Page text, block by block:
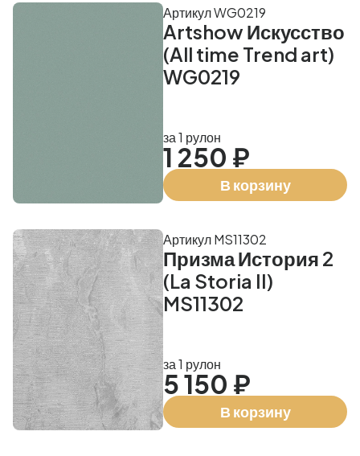
Artshow Искусство
(All time Trend art)
WG0219
Артикул WG0219
за 1 рулон
1 250 ₽
В корзину
Призма История 2
(La Storia II)
MS11302
Артикул MS11302
за 1 рулон
5 150 ₽
В корзину